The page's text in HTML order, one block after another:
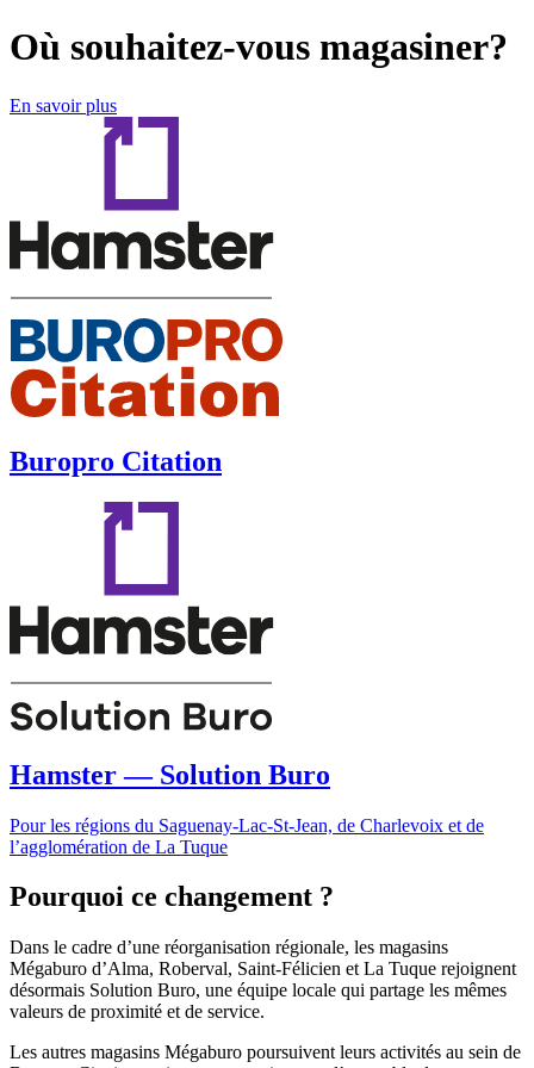
Où souhaitez-vous magasiner?
En savoir plus
Buropro Citation
Hamster — Solution Buro
Pour les régions du Saguenay-Lac-St-Jean, de Charlevoix et de
l’agglomération de La Tuque
Pourquoi ce changement ?
Dans le cadre d’une réorganisation régionale, les magasins
Mégaburo d’Alma, Roberval, Saint-Félicien et La Tuque rejoignent
désormais Solution Buro, une équipe locale qui partage les mêmes
valeurs de proximité et de service.
Les autres magasins Mégaburo poursuivent leurs activités au sein de